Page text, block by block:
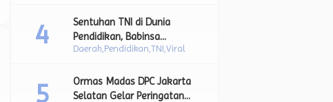
Pengurangan Sampah Plastik.
Daerah Pendidikan TNI Viral
Sentuhan TNI di Dunia
Pendidikan, Babinsa
Lamongan Bimbing Siswa
Pesan Moral Kebangsaan.
Ormas Madas DPC Jakarta
Selatan Gelar Peringatan